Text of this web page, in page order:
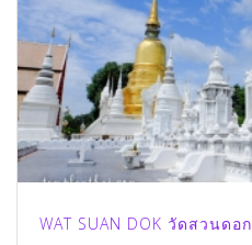
WAT SUAN DOK วัดสวนดอก